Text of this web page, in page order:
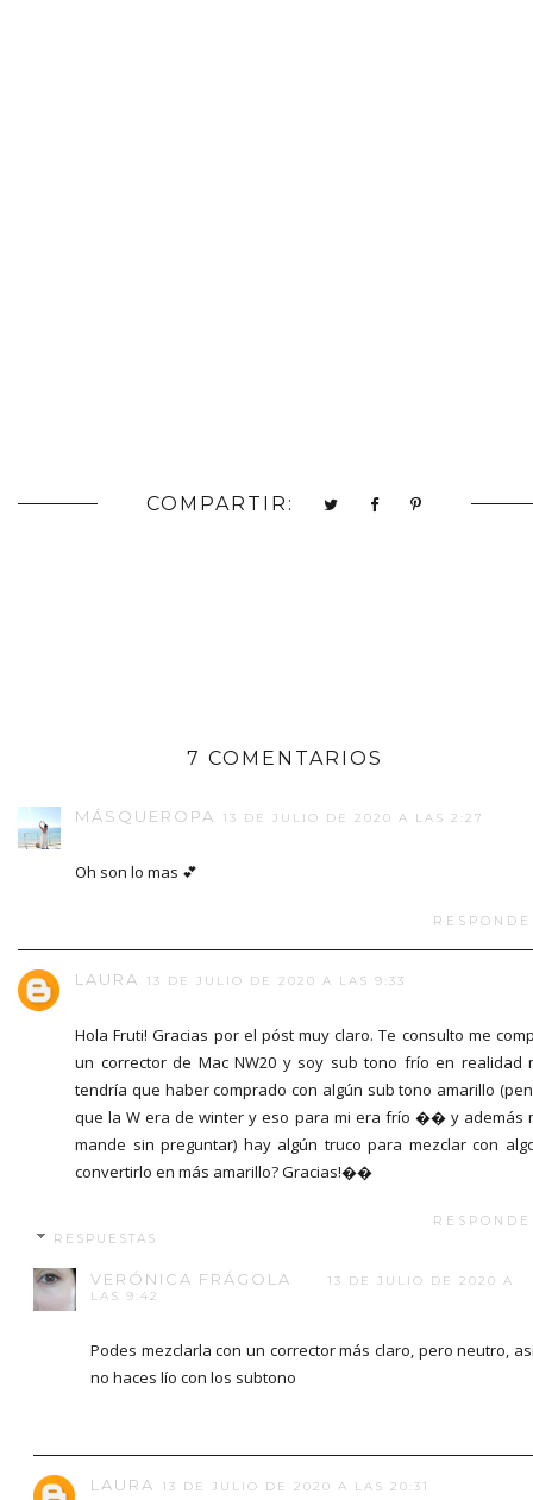
COMPARTIR:
7 COMENTARIOS
MÁSQUEROPA 13 DE JULIO DE 2020 A LAS 2:27
Oh son lo mas 💕
LAURA 13 DE JULIO DE 2020 A LAS 9:33
Hola Fruti! Gracias por el póst muy claro. Te consulto me
un corrector de Mac NW20 y soy sub tono frío en realidad
tendría que haber comprado con algún sub tono amarillo
que la W era de winter y eso para mi era frío �� y además
mande sin preguntar) hay algún truco para mezclar con
convertirlo en más amarillo? Gracias!��
RESPUESTAS
VERÓNICA FRÁGOLA
13 DE JULIO DE 2020 A
LAS 9:42
Podes mezclarla con un corrector más claro, pero neutro,
no haces lío con los subtono
LAURA 13 DE JULIO DE 2020 A LAS 20:31